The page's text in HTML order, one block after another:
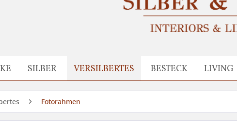
SILBER VERSILBERTES BESTECK LIVING
Fotorahmen